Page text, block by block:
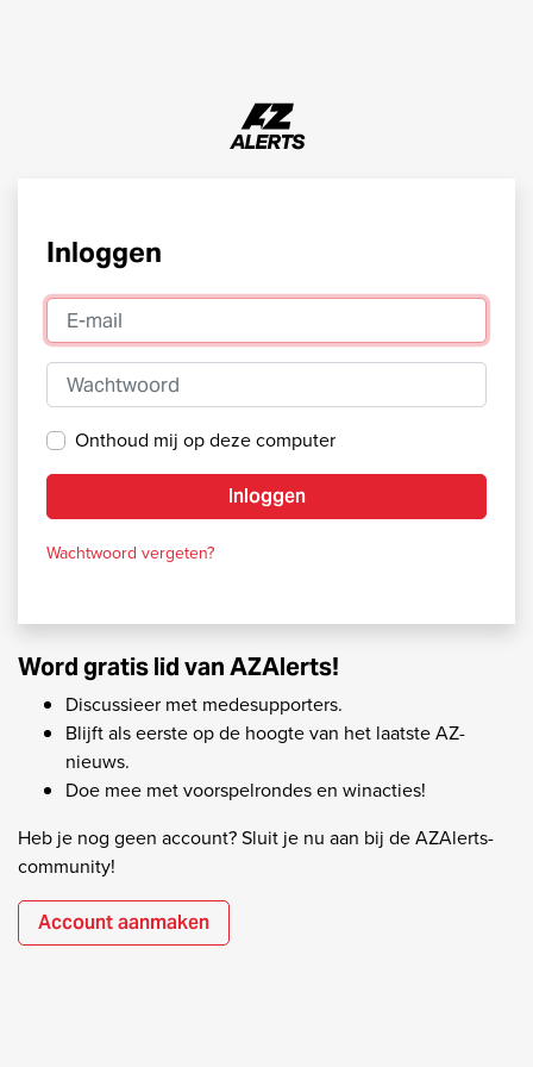
Inloggen
E-mail
Wachtwoord
Onthoud mij op deze computer
Inloggen
Wachtwoord vergeten?
Word gratis lid van AZAlerts!
Discussieer met medesupporters.
Blijft als eerste op de hoogte van het laatste AZ-
nieuws.
Doe mee met voorspelrondes en winacties!
Heb je nog geen account? Sluit je nu aan bij de AZAlerts-
community!
Account aanmaken